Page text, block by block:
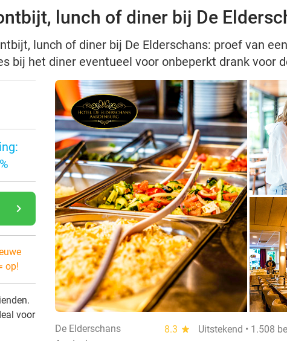
lunch of diner bij De
lunch of diner bij De Elderschans: proef van
bij het diner eventueel voor onbeperkt drank voor
navigate_next
op!
voor
De Elderschans 8.3 star
Uitstekend • 1.508